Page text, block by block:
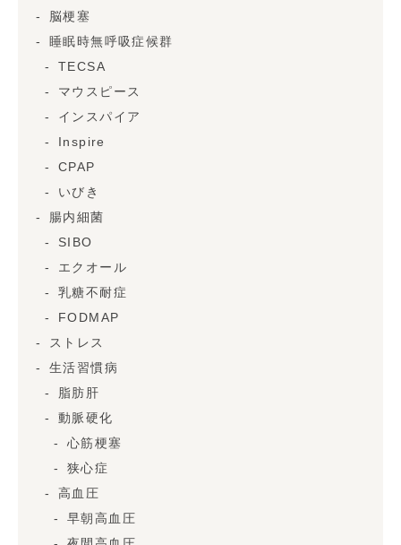
脳梗塞
睡眠時無呼吸症候群
TECSA
マウスピース
インスパイア
Inspire
CPAP
いびき
腸内細菌
SIBO
エクオール
乳糖不耐症
FODMAP
ストレス
生活習慣病
脂肪肝
動脈硬化
心筋梗塞
狭心症
高血圧
早朝高血圧